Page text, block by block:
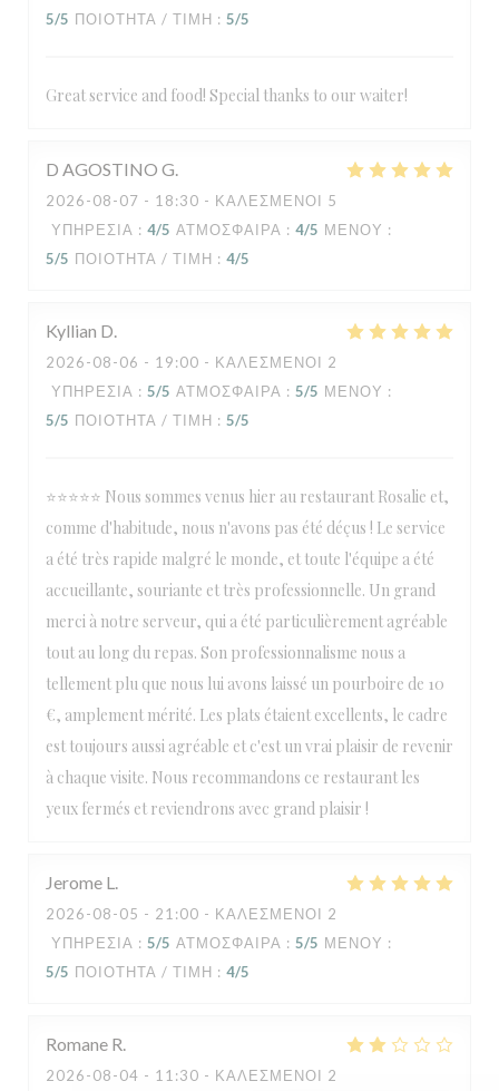
5/5 ΠΟΙΌΤΗΤΑ / ΤΙΜΉ : 5/5
Great service and food! Special thanks to our waiter!
D AGOSTINO G
2026-08-07 - 18:30 - ΚΑΛΕΣΜΈΝΟΙ 5
ΥΠΗΡΕΣΊΑ : 4/5 ΑΤΜΌΣΦΑΙΡΑ : 4/5 ΜΕΝΟΎ :
5/5 ΠΟΙΌΤΗΤΑ / ΤΙΜΉ : 4/5
Kyllian D
2026-08-06 - 19:00 - ΚΑΛΕΣΜΈΝΟΙ 2
ΥΠΗΡΕΣΊΑ : 5/5 ΑΤΜΌΣΦΑΙΡΑ : 5/5 ΜΕΝΟΎ :
5/5 ΠΟΙΌΤΗΤΑ / ΤΙΜΉ : 5/5
⭐⭐⭐⭐⭐ Nous sommes venus hier au restaurant Rosalie et,
comme d'habitude, nous n'avons pas été déçus ! Le service
a été très rapide malgré le monde, et toute l'équipe a été
accueillante, souriante et très professionnelle. Un grand
merci à notre serveur, qui a été particulièrement agréable
tout au long du repas. Son professionnalisme nous a
tellement plu que nous lui avons laissé un pourboire de 10
€, amplement mérité. Les plats étaient excellents, le cadre
est toujours aussi agréable et c'est un vrai plaisir de revenir
à chaque visite. Nous recommandons ce restaurant les
yeux fermés et reviendrons avec grand plaisir !
Jerome L
2026-08-05 - 21:00 - ΚΑΛΕΣΜΈΝΟΙ 2
ΥΠΗΡΕΣΊΑ : 5/5 ΑΤΜΌΣΦΑΙΡΑ : 5/5 ΜΕΝΟΎ :
5/5 ΠΟΙΌΤΗΤΑ / ΤΙΜΉ : 4/5
Romane R
2026-08-04 - 11:30 - ΚΑΛΕΣΜΈΝΟΙ 2